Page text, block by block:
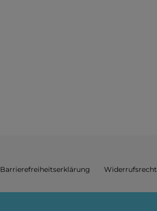
Barrierefreiheitserklärung Widerrufs­recht